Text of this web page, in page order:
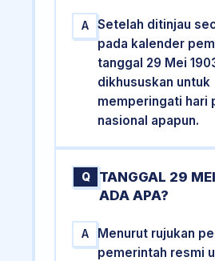
A
Setelah ditinjau
pada kalender
tanggal 29 Mei
dikhususkan untuk
memperingati hari
nasional apapun.
Q
TANGGAL 29
ADA APA?
A
Menurut rujukan
pemerintah resmi